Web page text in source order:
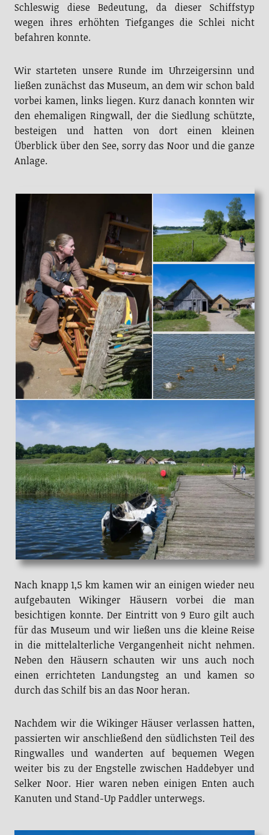
Schleswig diese Bedeutung, da dieser Schiffstyp
wegen ihres erhöhten Tiefganges die Schlei nicht
befahren konnte.
Wir starteten unsere Runde im Uhrzeigersinn und
ließen zunächst das Museum, an dem wir schon bald
vorbei kamen, links liegen. Kurz danach konnten wir
den ehemaligen Ringwall, der die Siedlung schützte,
besteigen und hatten von dort einen kleinen
Überblick über den See, sorry das Noor und die ganze
Anlage.
Nach knapp 1,5 km kamen wir an einigen wieder neu
aufgebauten Wikinger Häusern vorbei die man
besichtigen konnte. Der Eintritt von 9 Euro gilt auch
für das Museum und wir ließen uns die kleine Reise
in die mittelalterliche Vergangenheit nicht nehmen.
Neben den Häusern schauten wir uns auch noch
einen errichteten Landungsteg an und kamen so
durch das Schilf bis an das Noor heran.
Nachdem wir die Wikinger Häuser verlassen hatten,
passierten wir anschließend den südlichsten Teil des
Ringwalles und wanderten auf bequemen Wegen
weiter bis zu der Engstelle zwischen Haddebyer und
Selker Noor. Hier waren neben einigen Enten auch
Kanuten und Stand-Up Paddler unterwegs.